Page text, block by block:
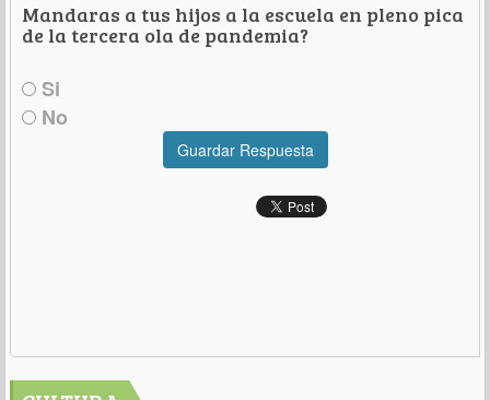
Mandaras a tus hijos a la escuela en pleno pica
de la tercera ola de pandemia?
Si
No
Guardar Respuesta